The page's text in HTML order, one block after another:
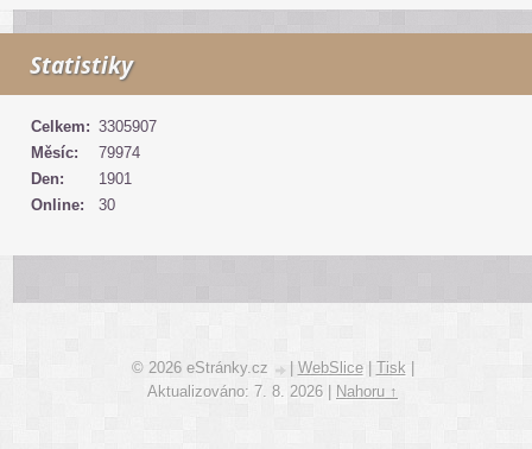
Statistiky
Online: 30
Celkem: 3305907
Měsíc:
79974
Den:
1901
© 2026 eStránky.cz WebSlice Tisk
Aktualizováno: 7. 8. 2026
Nahoru ↑